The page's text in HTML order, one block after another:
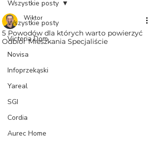
Wszystkie posty
Victoria Dom
Novisa
Infoprzekąski
Yareal
SGI
Cordia
Aurec Home
Wszystkie posty
5 Powodów dla których warto powierzyć
Odbiór Mieszkania Specjaliście
Wiktor